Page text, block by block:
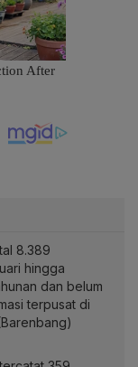
8.389
hingga
dan belum
terpusat di